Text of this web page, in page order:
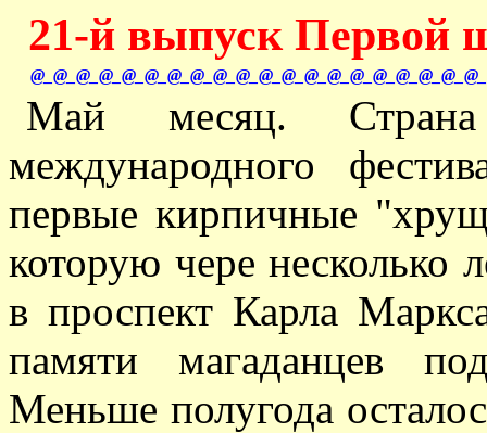
21-й выпуск Первой
Май месяц.
международного
первые кирпичные
которую чере несколько
в проспект Карла
памяти магаданцев
Меньше полугода